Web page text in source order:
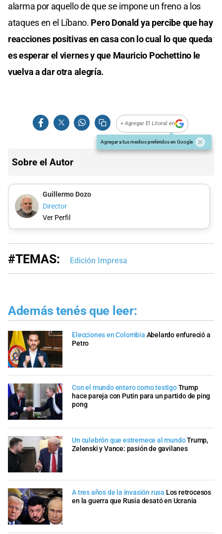
alarma por aquello de que se impone un freno a los
ataques en el Líbano. Pero Donald ya percibe que hay
reacciones positivas en casa con lo cual lo que queda
es esperar el viernes y que Mauricio Pochettino le
vuelva a dar otra alegría.
+ Agregar El Litoral en
Agregar a tus medios preferidos en Google
Sobre el Autor
Guillermo Dozo
Director
Ver Perfil
#TEMAS: Edición Impresa
Además tenés que leer:
Elecciones en Colombia Abelardo enfureció a
Petro
Con el mundo entero como testigoTrump
hace pareja con Putin para un partido de ping
pong
Un culebrón que estremece al mundoTrump,
Zelenski y Vance: pasión de gavilanes
A tres años de la invasión rusa Los retrocesos
en la guerra que Rusia desató en Ucrania